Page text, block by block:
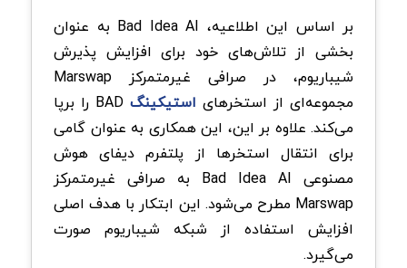
بر اساس این اطلاعیه، Bad Idea AI به عنوان
بخشی از تلاش‌های خود برای افزایش پذیرش
شیباریوم، در صرافی غیرمتمرکز Marswap
مجموعه‌ای از استخرهای استیکینگ
BAD را برپا
می‌کند. علاوه بر این، این همکاری به عنوان گامی
برای انتقال استخرها از پلتفرم دیفای هوش
مصنوعی Bad Idea AI به صرافی غیرمتمرکز
Marswap مطرح می‌شود. این ابتکار با هدف اصلی
افزایش استفاده از شبکه شیباریوم صورت
می‌گیرد.